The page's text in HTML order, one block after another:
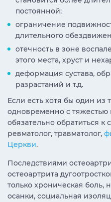
постоянной;
ограничение
длительного
отечность в зоне
этого места, хруст и
деформация сустава,
разрастаний и т.д.
Если есть хотя бы один из
одновременно с тяжестью
обязательно обратиться к
ревматолог, травматолог,
Церкви.
Последствиями
остеоартрита
только хроническая
осанки, социальная